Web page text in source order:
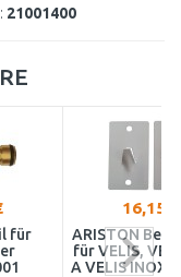
21001400
für
16,15 €
ARISTON
für VELIS,
A VELIS INOX